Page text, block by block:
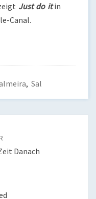
Just do itin
Canal.
, Sal
Danach